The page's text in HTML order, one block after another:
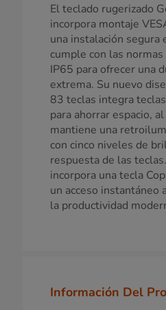
El teclado rugerizado
incorpora montaje
una instalación segura
cumple con las
IP65 para ofrecer una
extrema. Su nuevo
83 teclas integra
para ahorrar espacio,
mantiene una
con cinco niveles de
respuesta de las
incorpora una tecla
un acceso instantáneo
la productividad
Información Del